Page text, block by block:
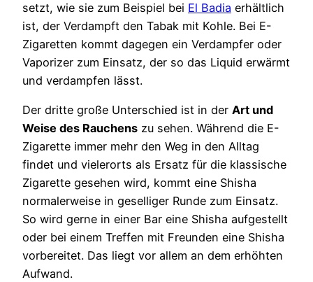
setzt, wie sie zum Beispiel bei El Badia erhältlich
ist, der Verdampft den Tabak mit Kohle. Bei E-
Zigaretten kommt dagegen ein Verdampfer oder
Vaporizer zum Einsatz, der so das Liquid erwärmt
und verdampfen lässt.
Der dritte große Unterschied ist in der Art und
Weise des Rauchens zu sehen. Während die E-
Zigarette immer mehr den Weg in den Alltag
findet und vielerorts als Ersatz für die klassische
Zigarette gesehen wird, kommt eine Shisha
normalerweise in geselliger Runde zum Einsatz.
So wird gerne in einer Bar eine Shisha aufgestellt
oder bei einem Treffen mit Freunden eine Shisha
vorbereitet. Das liegt vor allem an dem erhöhten
Aufwand.